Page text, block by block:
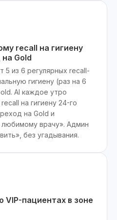
recall на гигиену
Gold
5 из 6 регулярных recall-
гигиену (раз на 6
AI каждое утро
на гигиену 24-го
на Gold и
любимому врачу». Админ
без угадывания.
пациентах в зоне